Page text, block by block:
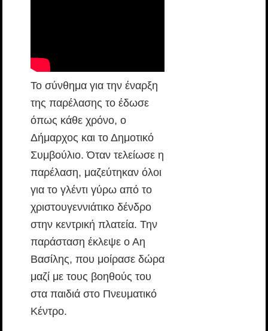
Το σύνθημα για την έναρξη
της παρέλασης το έδωσε
όπως κάθε χρόνο, ο
Δήμαρχος και το Δημοτικό
Συμβούλιο. Όταν τελείωσε η
παρέλαση, μαζεύτηκαν όλοι
για το γλέντι γύρω από το
χριστουγεννιάτικο δένδρο
στην κεντρική πλατεία. Την
παράσταση έκλεψε ο Αη
Βασίλης, που μοίρασε δώρα
μαζί με τους βοηθούς του
στα παιδιά στο Πνευματικό
Κέντρο.